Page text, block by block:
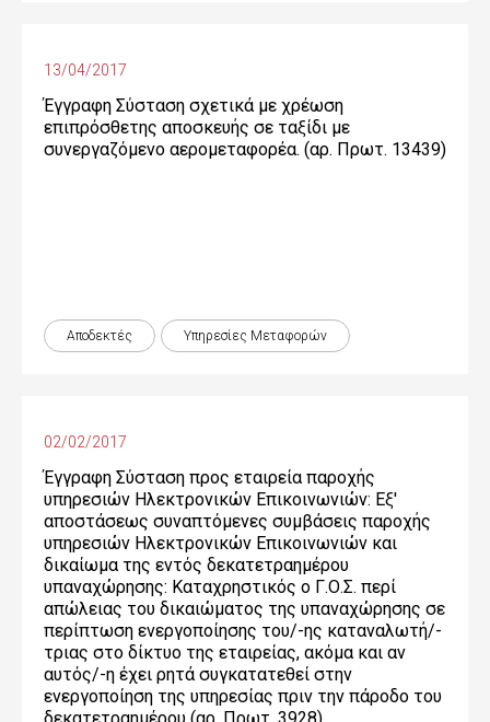
13/04/2017
Έγγραφη Σύσταση σχετικά με χρέωση
επιπρόσθετης αποσκευής σε ταξίδι με
συνεργαζόμενο αερομεταφορέα. (αρ. Πρωτ. 13439)
Αποδεκτές Υπηρεσίες Μεταφορών
02/02/2017
Έγγραφη Σύσταση προς εταιρεία παροχής
υπηρεσιών Ηλεκτρονικών Επικοινωνιών: Εξ'
αποστάσεως συναπτόμενες συμβάσεις παροχής
υπηρεσιών Ηλεκτρονικών Επικοινωνιών και
δικαίωμα της εντός δεκατετραημέρου
υπαναχώρησης: Καταχρηστικός ο Γ.Ο.Σ. περί
απώλειας του δικαιώματος της υπαναχώρησης σε
περίπτωση ενεργοποίησης του/-ης καταναλωτή/-
τριας στο δίκτυο της εταιρείας, ακόμα και αν
αυτός/-η έχει ρητά συγκατατεθεί στην
ενεργοποίηση της υπηρεσίας πριν την πάροδο του